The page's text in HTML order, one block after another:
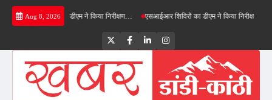
Skip
Aug 8, 2026
बाईपास का डीएम ने किया निरीक्षण… एसआईआर शिविरों का डीएम ने किया निरीक्षण, बोले—कोई
TwitterFacebookLinkedInInstagram